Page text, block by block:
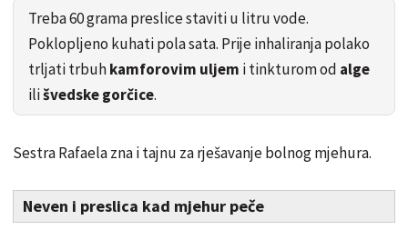
Treba 60 grama preslice staviti u litru vode.
Poklopljeno kuhati pola sata. Prije inhaliranja polako
trljati trbuhkamforovim uljem i tinkturom od alge
ilišvedske gorčice.
Sestra Rafaela zna i tajnu za rješavanje bolnog mjehura.
Neven i preslica kad mjehur peče